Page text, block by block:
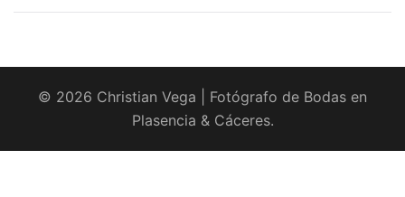
© 2026 Christian Vega | Fotógrafo de Bodas en
Plasencia & Cáceres.